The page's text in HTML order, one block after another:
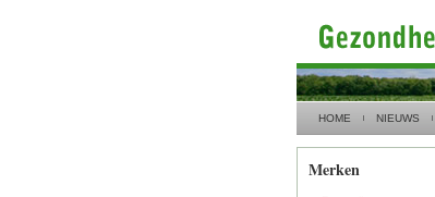
HOME NIEUWS
Merken